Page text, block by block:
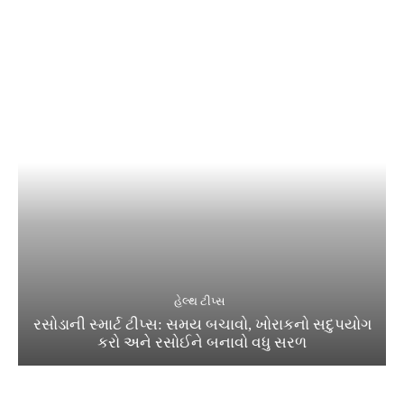
હેલ્થ ટીપ્સ
રસોડાની સ્માર્ટ ટીપ્સ: સમય બચાવો, ખોરાકનો સદુપયોગ
કરો અને રસોઈને બનાવો વધુ સરળ